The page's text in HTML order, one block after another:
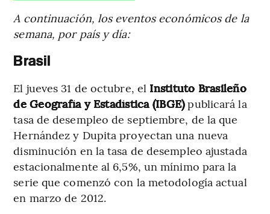
A continuación, los eventos económicos de la
semana, por país y día:
Brasil
El jueves 31 de octubre, el Instituto Brasileño
de Geografía y Estadística (IBGE)publicará la
tasa de desempleo de septiembre, de la que
Hernández y Dupita proyectan una nueva
disminución en la tasa de desempleo ajustada
estacionalmente al 6,5%, un mínimo para la
serie que comenzó con la metodología actual
en marzo de 2012.